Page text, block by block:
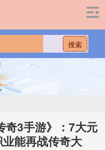
搜索
奇3手游》：7大元
能再战传奇大